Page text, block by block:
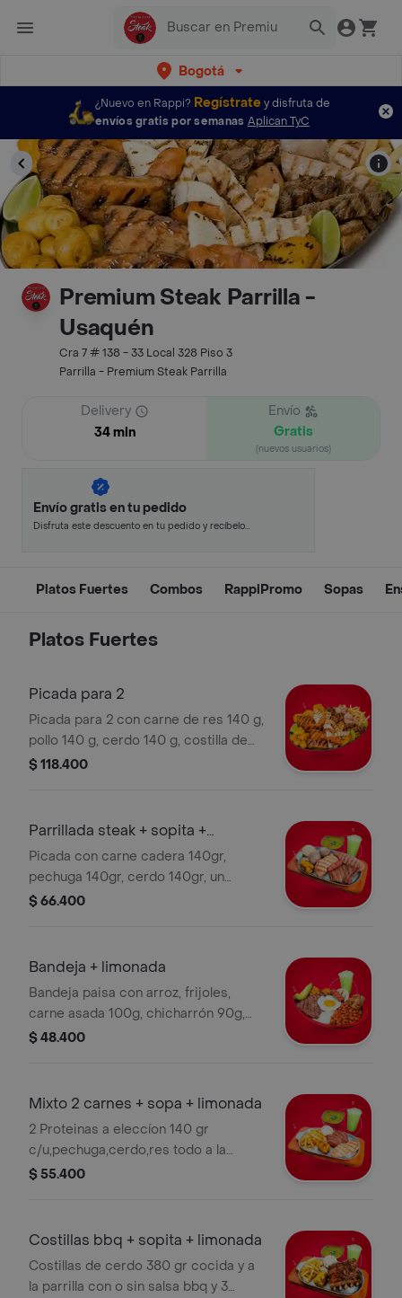
Bogotá
¿Nuevo en Rappi? Regístratey disfruta de
envíos gratis por semanas Aplican TyC
Premium Steak Parrilla -
Usaquén
Cra 7 # 138 - 33 Local 328 Piso 3
Parrilla - Premium Steak Parrilla
Delivery
34 min
Envío
Gratis
(nuevos usuarios)
Envío gratis en tu pedido
Disfruta este descuento en tu pedido y recíbelo
Platos Fuertes Combos RappiPromo Sopas
Platos Fuertes
Picada para 2
Picada para 2 con carne de res 140 g,
pollo 140 g, cerdo 140 g, costilla de
cerdo 250 g y chorizo santarosano.
$ 118.400
Parrillada steak + sopita +
limonada
Picada con carne cadera 140gr,
pechuga 140gr, cerdo 140gr, un
chorizo, a la parrilla y tres
$ 66.400
Bandeja + limonada
Bandeja paisa con arroz, frijoles,
carne asada 100g, chicharrón 90g,
chorizo, maduro, aguacate, arepa,
$ 48.400
Mixto 2 carnes + sopa + limonada
2 Proteinas a eleccíon 140 gr
c/u,pechuga,cerdo,res todo a la
parrilla,tres complementos a
$ 55.400
Costillas bbq + sopita + limonada
Costillas de cerdo 380 gr cocida y a
la parrilla con o sin salsa bbq y 3